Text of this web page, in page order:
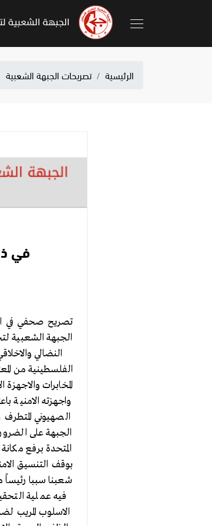
الرئيسية تصريحات الجبهة الشعبية
في
تصريح صحفي في
الجبهة الشعبية
النضالي
الفلسطينية من
واجهزته الامنية
الصهيوني
الجبهة على
المتحدة برفع
بوقف التنسيق
شعبنا سببا رئيساً
فيه عملية
الاسلوب المريب